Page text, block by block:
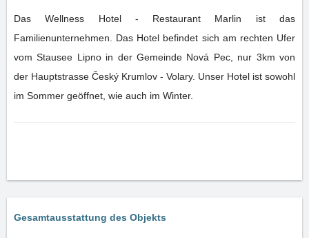
Das Wellness Hotel - Restaurant Marlin ist das
Familienunternehmen. Das Hotel befindet sich am rechten Ufer
vom Stausee Lipno in der Gemeinde Nová Pec, nur 3km von
der Hauptstrasse Český Krumlov - Volary. Unser Hotel ist sowohl
im Sommer geöffnet, wie auch im Winter.
Gesamtausstattung des Objekts